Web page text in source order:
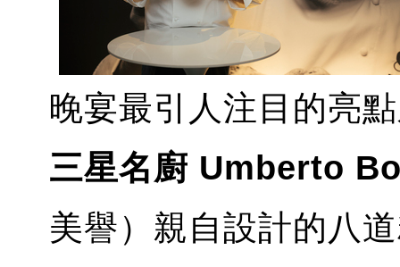
晚宴最引人注目的亮
三星名廚 Umberto
美譽）親自設計的八